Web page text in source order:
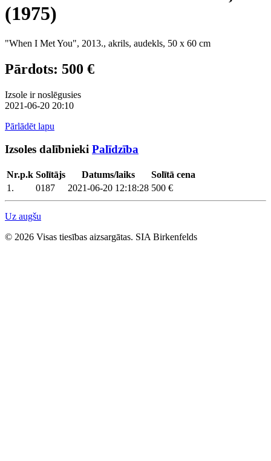
(1975)
"When I Met You", 2013., akrils, audekls, 50 x 60 cm
Pārdots: 500 €
Izsole ir noslēgusies
2021-06-20 20:10
Pārlādēt lapu
Izsoles dalībnieki Palīdzība
Nr.p.k Solītājs Datums/laiks
Solītā cena
1.
0187 2021-06-20 12:18:28 500 €
Uz augšu
© 2026 Visas tiesības aizsargātas. SIA Birkenfelds